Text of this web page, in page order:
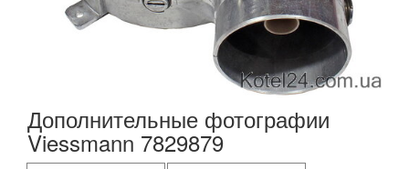
Дополнительные фотографии
Viessmann 7829879